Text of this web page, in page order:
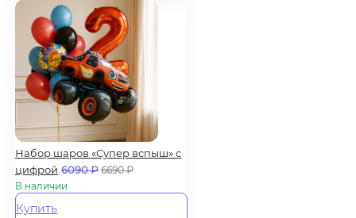
Набор шаров «Супер вспыш» с
цифрой 6090₽ 6690₽
В наличии
Купить